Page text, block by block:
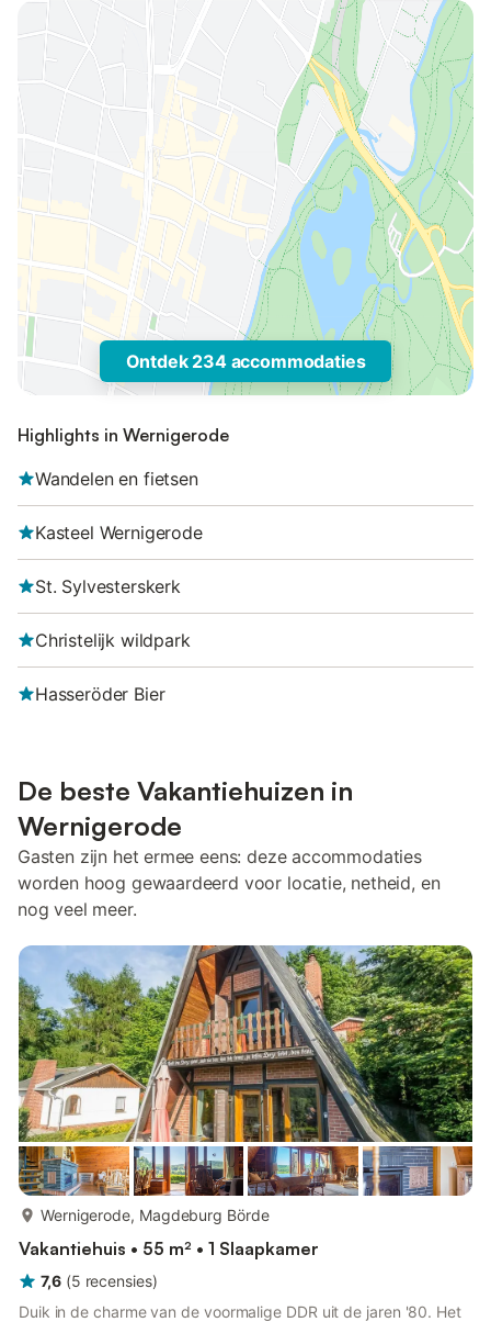
Ontdek 234 accommodaties
Highlights in Wernigerode
Wandelen en fietsen
Kasteel Wernigerode
St. Sylvesterskerk
Christelijk wildpark
Hasseröder Bier
De beste Vakantiehuizen in
Wernigerode
Gasten zijn het ermee eens: deze accommodaties
worden hoog gewaardeerd voor locatie, netheid, en
nog veel meer.
Wernigerode, Magdeburg Börde
Vakantiehuis • 55 m² • 1 Slaapkamer
7,6 (5 recensies)
Duik in de charme van de voormalige DDR uit de jaren '80. Het